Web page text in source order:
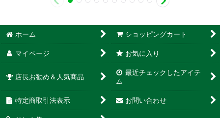
ホーム ショッピングカート
マイページ お気に入り
店長お勧め＆人気商品
最近チェックしたアイテ
ム
特定商取引法表示 お問い合わせ